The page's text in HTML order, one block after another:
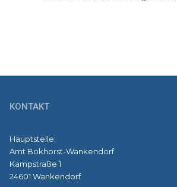
KONTAKT
Hauptstelle:
Amt Bokhorst-Wankendorf
Kampstraße 1
24601 Wankendorf